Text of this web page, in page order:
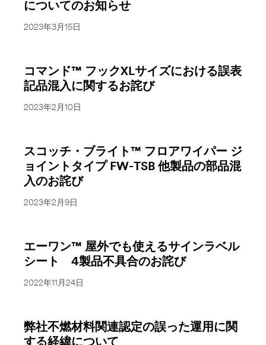
についてのお知らせ
2023年3月15日
コマンド™ フックXLサイズにおける誤表
記品混入に関するお詫び
2023年2月10日
スコッチ・ブライト™ フロアワイパー ジ
ョイントタイプ FW-TSB 他製品の部品混
入のお詫び
2023年2月9日
エーワン™ 屋外でも使えるサインラベル
シート 4製品不具合のお詫び
2022年11月24日
弊社不燃材料関連認定の誤った運用に関
する経緯について